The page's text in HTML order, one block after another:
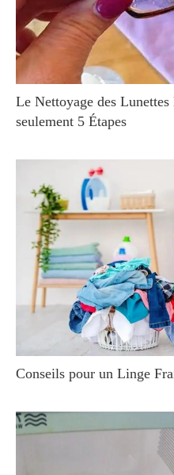
Le Nettoyage des
seulement 5 Étapes
Conseils pour un Linge